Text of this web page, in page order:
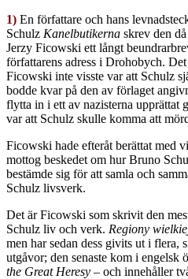
1) En författare och hans
Schulz Kanelbutikerna skrev den
Jerzy Ficowski ett långt
författarens adress i Drohobych.
Ficowski inte visste var att Schulz
bodde kvar på den av förlaget
flytta in i ett av nazisterna upprättat
var att Schulz skulle komma att
Ficowski hade efteråt berättat med
mottog beskedet om hur Bruno
bestämde sig för att samla och
Schulz livsverk.
Det är Ficowski som skrivit den
Schulz liv och verk. Regiony
men har sedan dess givits ut i flera,
utgåvor; den senaste kom i engelsk
the Great Heresy – och innehåller